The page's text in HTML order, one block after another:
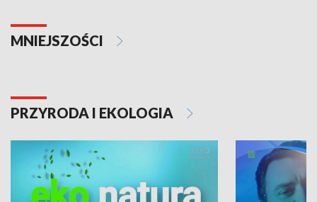
MNIEJSZOŚCI
PRZYRODA I EKOLOGIA